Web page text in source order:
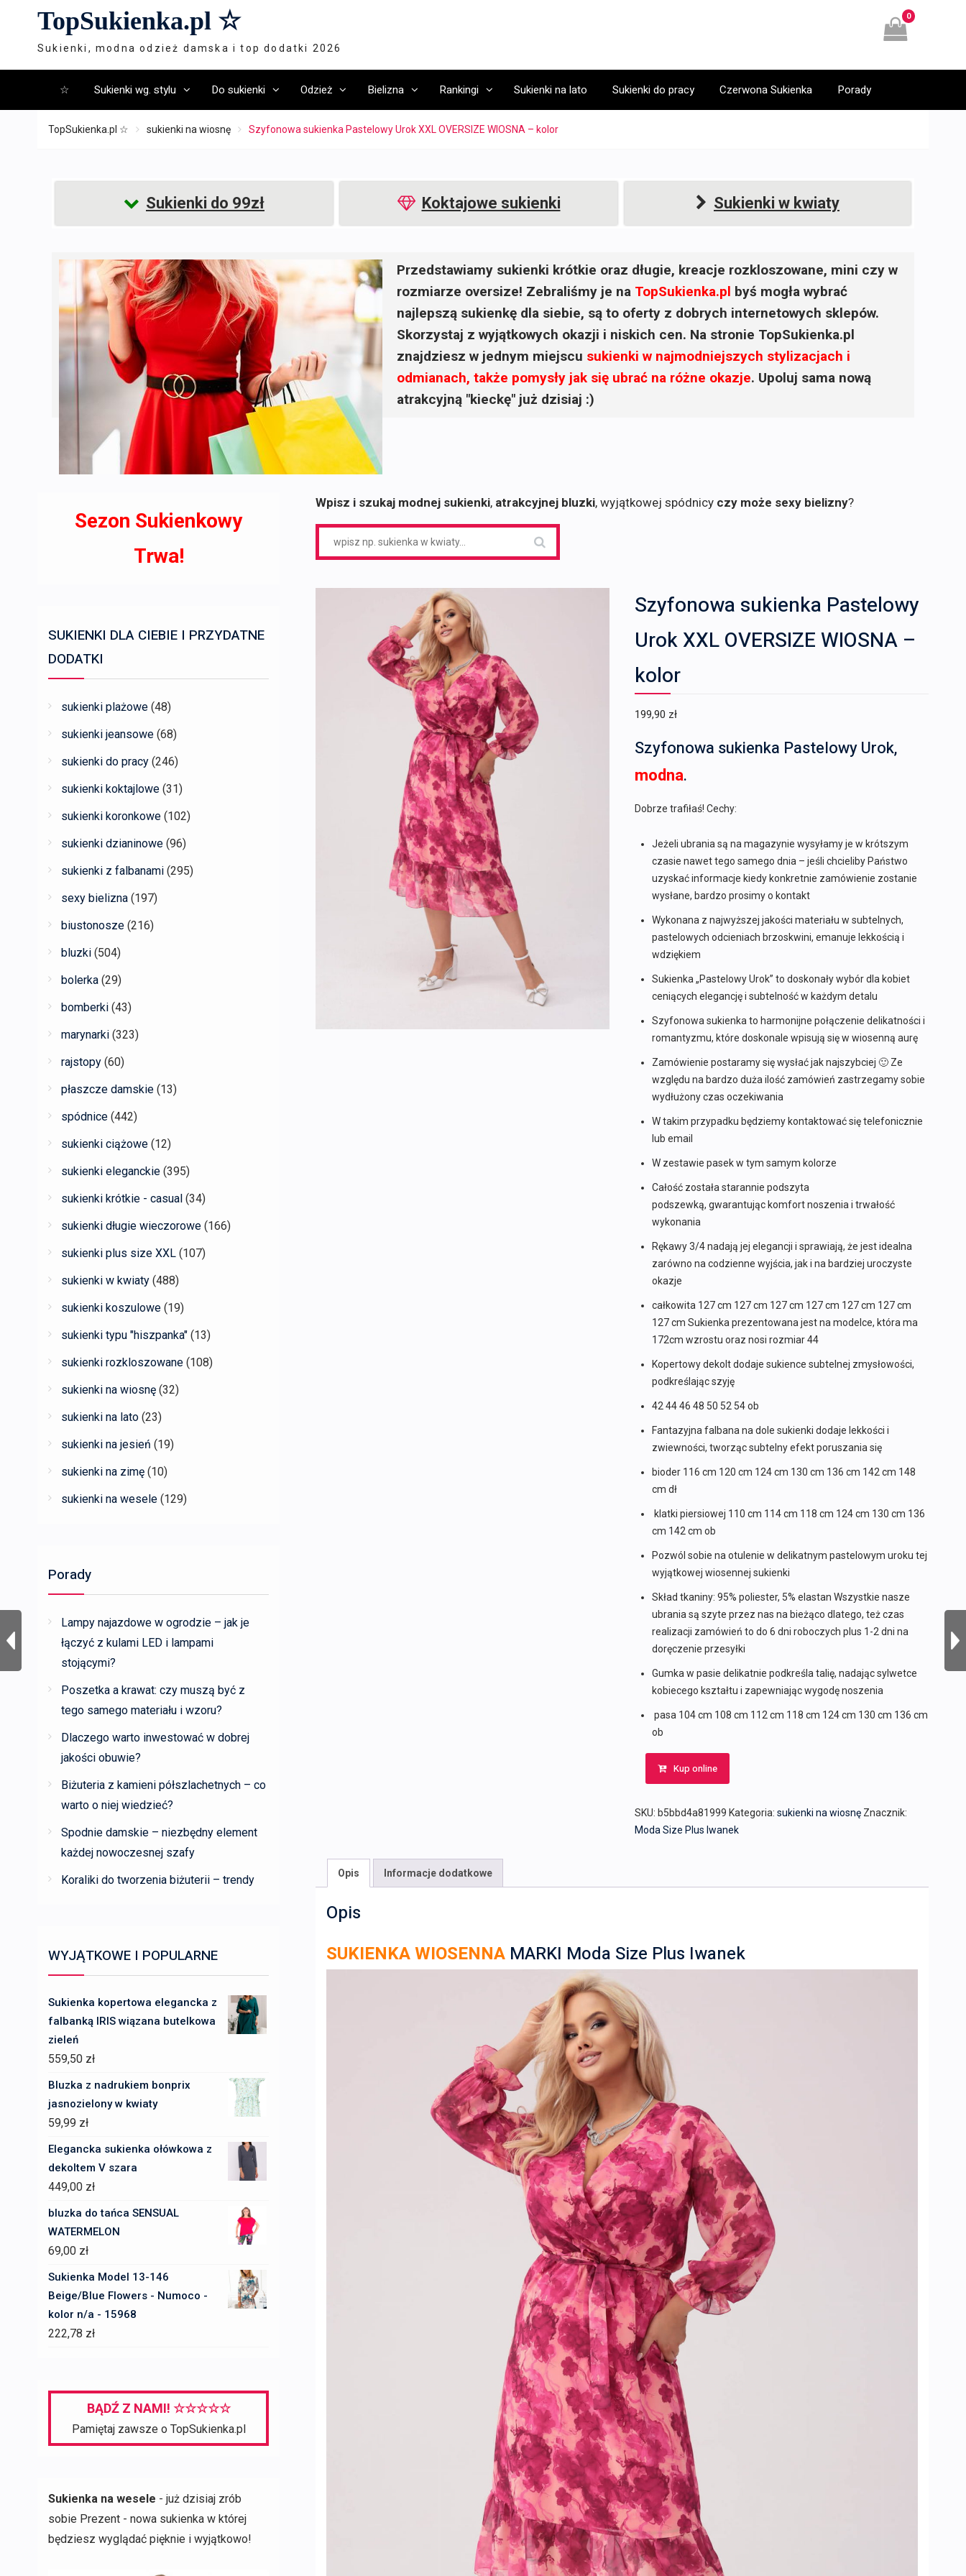
TopSukienka.pl ☆
Sukienki, modna odzież damska i top dodatki 2026
0
☆ Sukienki wg. stylu Do sukienki Odzież Bielizna Rankingi Sukienki na lato Sukienki do pracy Czerwona Sukienka Porady
TopSukienka.pl ☆ sukienki na wiosnę Szyfonowa sukienka Pastelowy Urok XXL OVERSIZE WIOSNA – kolor
Sukienki do 99zł Koktajowe sukienki Sukienki w kwiaty
Przedstawiamy sukienki krótkie oraz długie, kreacje rozkloszowane, mini czy w
rozmiarze oversize! Zebraliśmy je na TopSukienka.pl byś mogła wybrać
najlepszą sukienkę dla siebie, są to oferty z dobrych internetowych sklepów.
Skorzystaj z wyjątkowych okazji i niskich cen. Na stronie TopSukienka.pl
znajdziesz w jednym miejscu sukienki w najmodniejszych stylizacjach i
odmianach, także pomysły jak się ubrać na różne okazje. Upoluj sama nową
atrakcyjną "kieckę" już dzisiaj :)
Wpisz i szukaj modnej sukienki, atrakcyjnej bluzki, wyjątkowej spódnicy czy może sexy bielizny?
Szyfonowa sukienka Pastelowy
Urok XXL OVERSIZE WIOSNA –
kolor
199,90 zł
Szyfonowa sukienka Pastelowy Urok,
modna.
Dobrze trafiłaś! Cechy:
Jeżeli ubrania są na magazynie wysyłamy je w krótszym
czasie nawet tego samego dnia – jeśli chcieliby Państwo
uzyskać informacje kiedy konkretnie zamówienie zostanie
wysłane, bardzo prosimy o kontakt
Wykonana z najwyższej jakości materiału w subtelnych,
pastelowych odcieniach brzoskwini, emanuje lekkością i
wdziękiem
Sukienka „Pastelowy Urok” to doskonały wybór dla kobiet
ceniących elegancję i subtelność w każdym detalu
Szyfonowa sukienka to harmonijne połączenie delikatności i
romantyzmu, które doskonale wpisują się w wiosenną aurę
Zamówienie postaramy się wysłać jak najszybciej 🙂 Ze
względu na bardzo duża ilość zamówień zastrzegamy sobie
wydłużony czas oczekiwania
W takim przypadku będziemy kontaktować się telefonicznie
lub email
W zestawie pasek w tym samym kolorze
Całość została starannie podszyta
podszewką, gwarantując komfort noszenia i trwałość
wykonania
Rękawy 3/4 nadają jej elegancji i sprawiają, że jest idealna
zarówno na codzienne wyjścia, jak i na bardziej uroczyste
okazje
całkowita 127 cm 127 cm 127 cm 127 cm 127 cm 127 cm
127 cm Sukienka prezentowana jest na modelce, która ma
172cm wzrostu oraz nosi rozmiar 44
Kopertowy dekolt dodaje sukience subtelnej zmysłowości,
podkreślając szyję
42 44 46 48 50 52 54 ob
Fantazyjna falbana na dole sukienki dodaje lekkości i
zwiewności, tworząc subtelny efekt poruszania się
bioder 116 cm 120 cm 124 cm 130 cm 136 cm 142 cm 148
cm dł
klatki piersiowej 110 cm 114 cm 118 cm 124 cm 130 cm 136
cm 142 cm ob
Pozwól sobie na otulenie w delikatnym pastelowym uroku tej
wyjątkowej wiosennej sukienki
Skład tkaniny: 95% poliester, 5% elastan Wszystkie nasze
ubrania są szyte przez nas na bieżąco dlatego, też czas
realizacji zamówień to do 6 dni roboczych plus 1-2 dni na
doręczenie przesyłki
Gumka w pasie delikatnie podkreśla talię, nadając sylwetce
kobiecego kształtu i zapewniając wygodę noszenia
pasa 104 cm 108 cm 112 cm 118 cm 124 cm 130 cm 136 cm
ob
Kup online
SKU: b5bbd4a81999 Kategoria: sukienki na wiosnę Znacznik:
Moda Size Plus Iwanek
Opis Informacje dodatkowe
Opis
SUKIENKA WIOSENNA MARKI Moda Size Plus Iwanek
Sezon Sukienkowy
Trwa!
SUKIENKI DLA CIEBIE I PRZYDATNE
DODATKI
sukienki plażowe (48)
sukienki jeansowe (68)
sukienki do pracy (246)
sukienki koktajlowe (31)
sukienki koronkowe (102)
sukienki dzianinowe (96)
sukienki z falbanami (295)
sexy bielizna (197)
biustonosze (216)
bluzki (504)
bolerka (29)
bomberki (43)
marynarki (323)
rajstopy (60)
płaszcze damskie (13)
spódnice (442)
sukienki ciążowe (12)
sukienki eleganckie (395)
sukienki krótkie - casual (34)
sukienki długie wieczorowe (166)
sukienki plus size XXL (107)
sukienki w kwiaty (488)
sukienki koszulowe (19)
sukienki typu "hiszpanka" (13)
sukienki rozkloszowane (108)
sukienki na wiosnę (32)
sukienki na lato (23)
sukienki na jesień (19)
sukienki na zimę (10)
sukienki na wesele (129)
Porady
Lampy najazdowe w ogrodzie – jak je
łączyć z kulami LED i lampami
stojącymi?
Poszetka a krawat: czy muszą być z
tego samego materiału i wzoru?
Dlaczego warto inwestować w dobrej
jakości obuwie?
Biżuteria z kamieni półszlachetnych – co
warto o niej wiedzieć?
Spodnie damskie – niezbędny element
każdej nowoczesnej szafy
Koraliki do tworzenia biżuterii – trendy
WYJĄTKOWE I POPULARNE
Sukienka kopertowa elegancka z
falbanką IRIS wiązana butelkowa
zieleń
559,50 zł
Bluzka z nadrukiem bonprix
jasnozielony w kwiaty
59,99 zł
Elegancka sukienka ołówkowa z
dekoltem V szara
449,00 zł
bluzka do tańca SENSUAL
WATERMELON
69,00 zł
Sukienka Model 13-146
Beige/Blue Flowers - Numoco -
kolor n/a - 15968
222,78 zł
BĄDŹ Z NAMI! ☆☆☆☆☆
Pamiętaj zawsze o TopSukienka.pl
Sukienka na wesele - już dzisiaj zrób
sobie Prezent - nowa sukienka w której
będziesz wyglądać pięknie i wyjątkowo!